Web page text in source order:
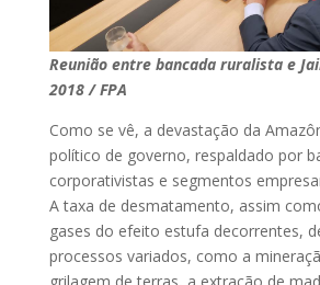
Reunião entre bancada ruralista e
2018 / FPA
Como se vê, a devastação da
político de governo, respaldado por
corporativistas e segmentos
A taxa de desmatamento, assim
gases do efeito estufa decorrentes,
processos variados, como a